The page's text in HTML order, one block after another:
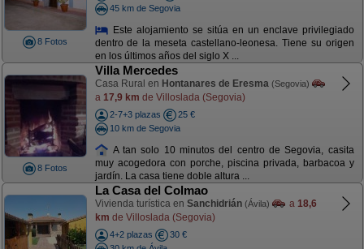
8 Fotos
45 km de Segovia
Este alojamiento se sitúa en un enclave privilegiado
dentro de la meseta castellano-leonesa. Tiene su origen
en los últimos años del siglo X ...
8 Fotos
Villa Mercedes
Casa Rural en Hontanares de Eresma (Segovia)
a 17,9 km de Villoslada (Segovia)
2-7+3 plazas
25 €
10 km de Segovia
A tan solo 10 minutos del centro de Segovia, casita
muy acogedora con porche, piscina privada, barbacoa y
jardín. La casa tiene doble altura ...
La Casa del Colmao
Vivienda turística en Sanchidrián (Ávila) a 18,6
km de Villoslada (Segovia)
4+2 plazas
30 €